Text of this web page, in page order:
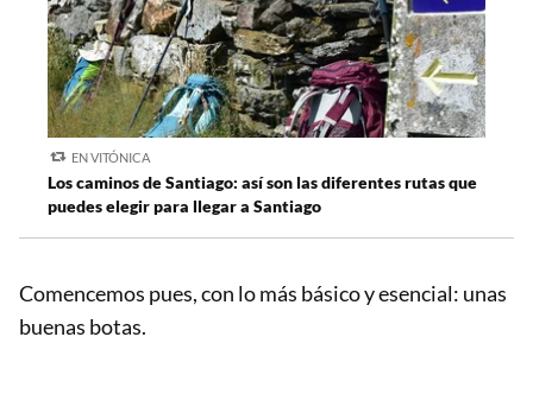
EN VITÓNICA
Los caminos de Santiago: así son las diferentes rutas que
puedes elegir para llegar a Santiago
Comencemos pues, con lo más básico y esencial: unas
buenas botas.